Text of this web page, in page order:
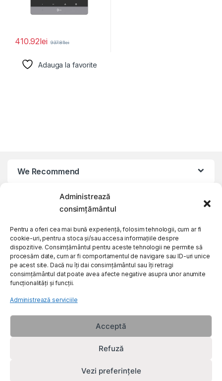
Administrează
consimțământul
Pentru a oferi cea mai bună experiență, folosim tehnologii, cum ar fi
cookie-uri, pentru a stoca și/sau accesa informațiile despre
dispozitive. Consimțământul pentru aceste tehnologii ne permite să
procesăm date, cum ar fi comportamentul de navigare sau ID-uri unice
pe acest site. Dacă nu îți dai consimțământul sau îți retragi
consimțământul dat poate avea afecte negative asupra unor anumite
funcționalități și funcții.
Administrează serviciile
Acceptă
Refuză
Vezi preferințele
410.92lei 937.81lei
Adauga la favorite
We Recommend
My Account
Customer Care
About Us